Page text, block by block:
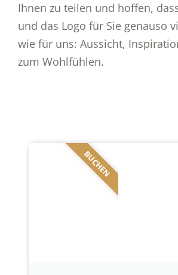
Ihnen zu teilen und hoffen,
und das Logo für Sie genauso
wie für uns: Aussicht,
zum Wohlfühlen.
BUCHEN